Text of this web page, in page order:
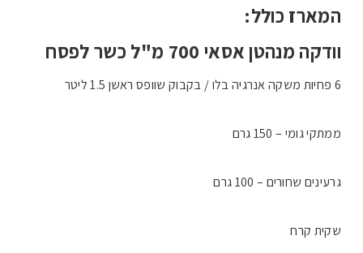
המארז כולל:
וודקה מנהטן אסאי 700 מ"ל כשר לפסח
6 פחיות משקה אנרגיה בלו / בקבוק שוופס ראשן 1.5 ליטר
ממתקי גומי – 150 גרם
גרעינים שחורים – 100 גרם
שקית קרח